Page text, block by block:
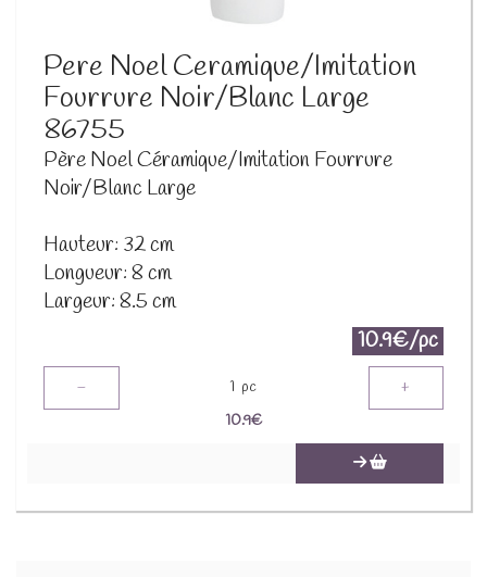
Pere Noel Ceramique/Imitation
Fourrure Noir/Blanc Large
86755
Père Noel Céramique/Imitation Fourrure
Noir/Blanc Large
Hauteur: 32 cm
Longueur: 8 cm
Largeur: 8.5 cm
10.9€/pc
- 1 pc +
10.9€